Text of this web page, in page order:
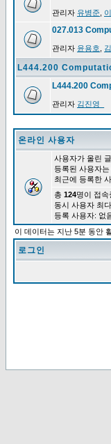
관리자 유병준
027.013
관리자 윤용호
L444.200
L444.200
관리자 김진영_
온라인 사용자
사용자가 올린
등록된 사용자는
최근에 등록한
총 124명이 접
동시 사용자 최
등록 사용자: 없
이 데이터는 지난 5분 동안
로그인